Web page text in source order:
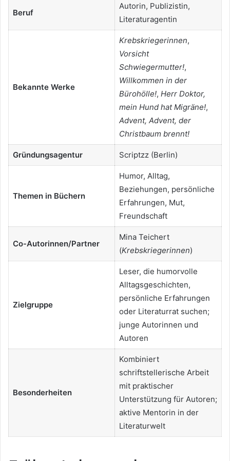
Beruf
Autorin, Publizistin,
Literaturagentin
Bekannte Werke
Krebskriegerinnen,
Vorsicht
Schwiegermutter!,
Willkommen in der
Bürohölle!, Herr Doktor,
mein Hund hat Migräne!,
Advent, Advent, der
Christbaum brennt!
Gründungsagentur Scriptzz (Berlin)
Themen in Büchern
Humor, Alltag,
Beziehungen, persönliche
Erfahrungen, Mut,
Freundschaft
Co-Autorinnen/Partner
Mina Teichert
(Krebskriegerinnen)
Zielgruppe
Leser, die humorvolle
Alltagsgeschichten,
persönliche Erfahrungen
oder Literaturrat suchen;
junge Autorinnen und
Autoren
Besonderheiten
Kombiniert
schriftstellerische Arbeit
mit praktischer
Unterstützung für Autoren;
aktive Mentorin in der
Literaturwelt